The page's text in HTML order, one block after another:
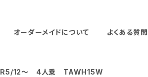
オーダーメイドについて よくある質問
R5/12〜 4人乗 TAWH15W